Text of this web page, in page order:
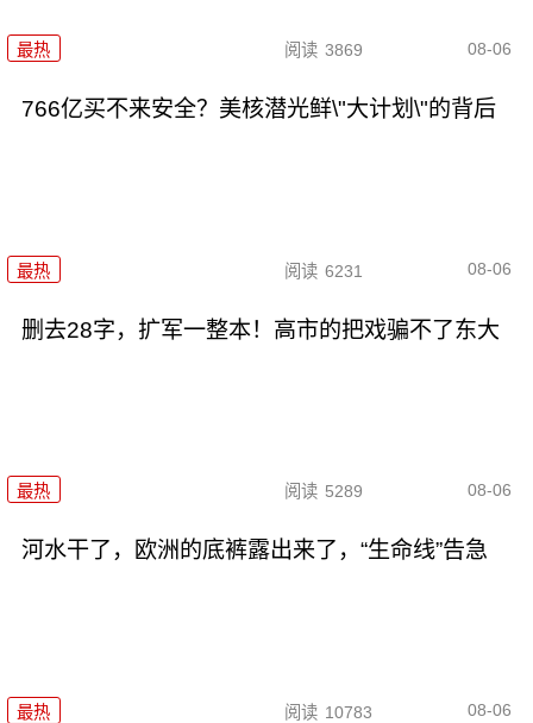
最热 阅读 3869 08-06
766亿买不来安全？美核潜光鲜\"大计划\"的背后
最热 阅读 6231 08-06
删去28字，扩军一整本！高市的把戏骗不了东大
最热 阅读 5289 08-06
河水干了，欧洲的底裤露出来了，“生命线”告急
最热 阅读 10783 08-06